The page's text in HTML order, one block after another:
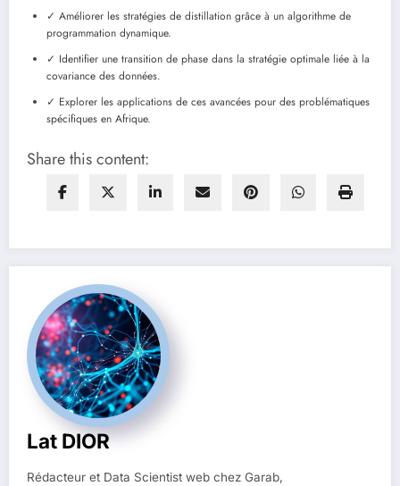
✓ Améliorer les stratégies de distillation grâce à un algorithme de
programmation dynamique.
✓ Identifier une transition de phase dans la stratégie optimale liée à la
covariance des données.
✓ Explorer les applications de ces avancées pour des problématiques
spécifiques en Afrique.
Share this content:
Lat DIOR
Rédacteur et Data Scientist web chez Garab,